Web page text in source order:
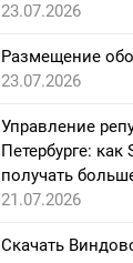
23.07.2026
Размещение
23.07.2026
Управление
Петербурге: как
получать
21.07.2026
Скачать